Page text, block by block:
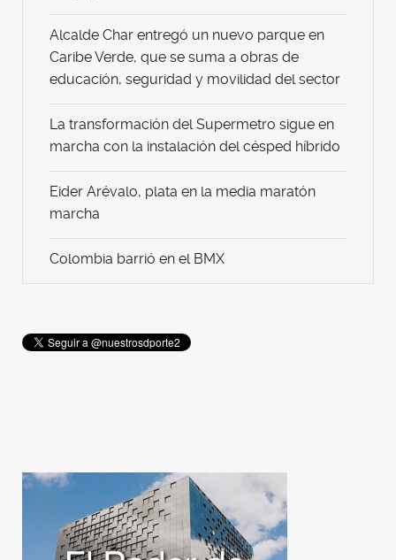
Alcalde Char entregó un nuevo parque en
Caribe Verde, que se suma a obras de
educación, seguridad y movilidad del sector
La transformación del Supermetro sigue en
marcha con la instalación del césped híbrido
Eider Arévalo, plata en la media maratón
marcha
Colombia barrió en el BMX